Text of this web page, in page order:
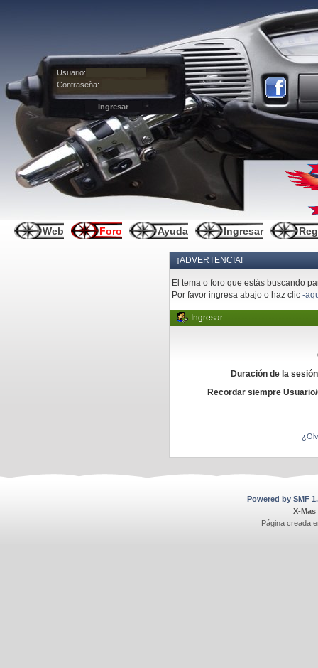
Usuario:
Contraseña:
Web Foro Ayuda Ingresar
¡ADVERTENCIA!
El tema o foro que estás buscando
Por favor ingresa abajo o haz clic-
Ingresar
Duración de la
Recordar siempre
Powered by SMF
X-Mas
Página creada